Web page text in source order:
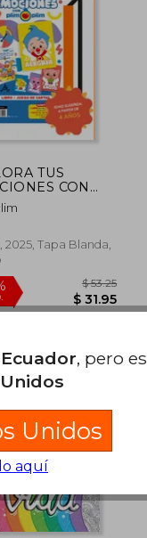
40%
dcto. $
TUS
CON
2025, Tapa Blanda,
, pero
Unidos
aquí